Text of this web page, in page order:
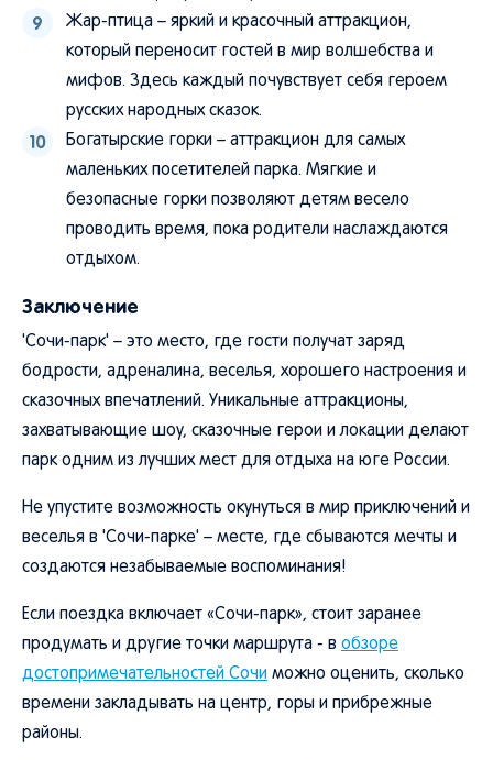
Жар-птица – яркий и красочный аттракцион,
который переносит гостей в мир волшебства и
мифов. Здесь каждый почувствует себя героем
русских народных сказок.
Богатырские горки – аттракцион для самых
маленьких посетителей парка. Мягкие и
безопасные горки позволяют детям весело
проводить время, пока родители наслаждаются
отдыхом.
Заключение
'Сочи-парк' – это место, где гости получат заряд
бодрости, адреналина, веселья, хорошего настроения и
сказочных впечатлений. Уникальные аттракционы,
захватывающие шоу, сказочные герои и локации делают
парк одним из лучших мест для отдыха на юге России.
Не упустите возможность окунуться в мир приключений и
веселья в 'Сочи-парке' – месте, где сбываются мечты и
создаются незабываемые воспоминания!
Если поездка включает «Сочи-парк», стоит заранее
продумать и другие точки маршрута - в обзоре
достопримечательностей Сочи можно оценить, сколько
времени закладывать на центр, горы и прибрежные
районы.